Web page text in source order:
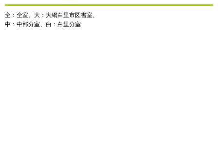
全：全室、大：大網白里市図書室、
中：中部分室、白：白里分室